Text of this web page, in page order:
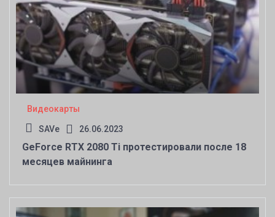
Видеокарты
SAVe 26.06.2023
GeForce RTX 2080 Ti протестировали после 18
месяцев майнинга